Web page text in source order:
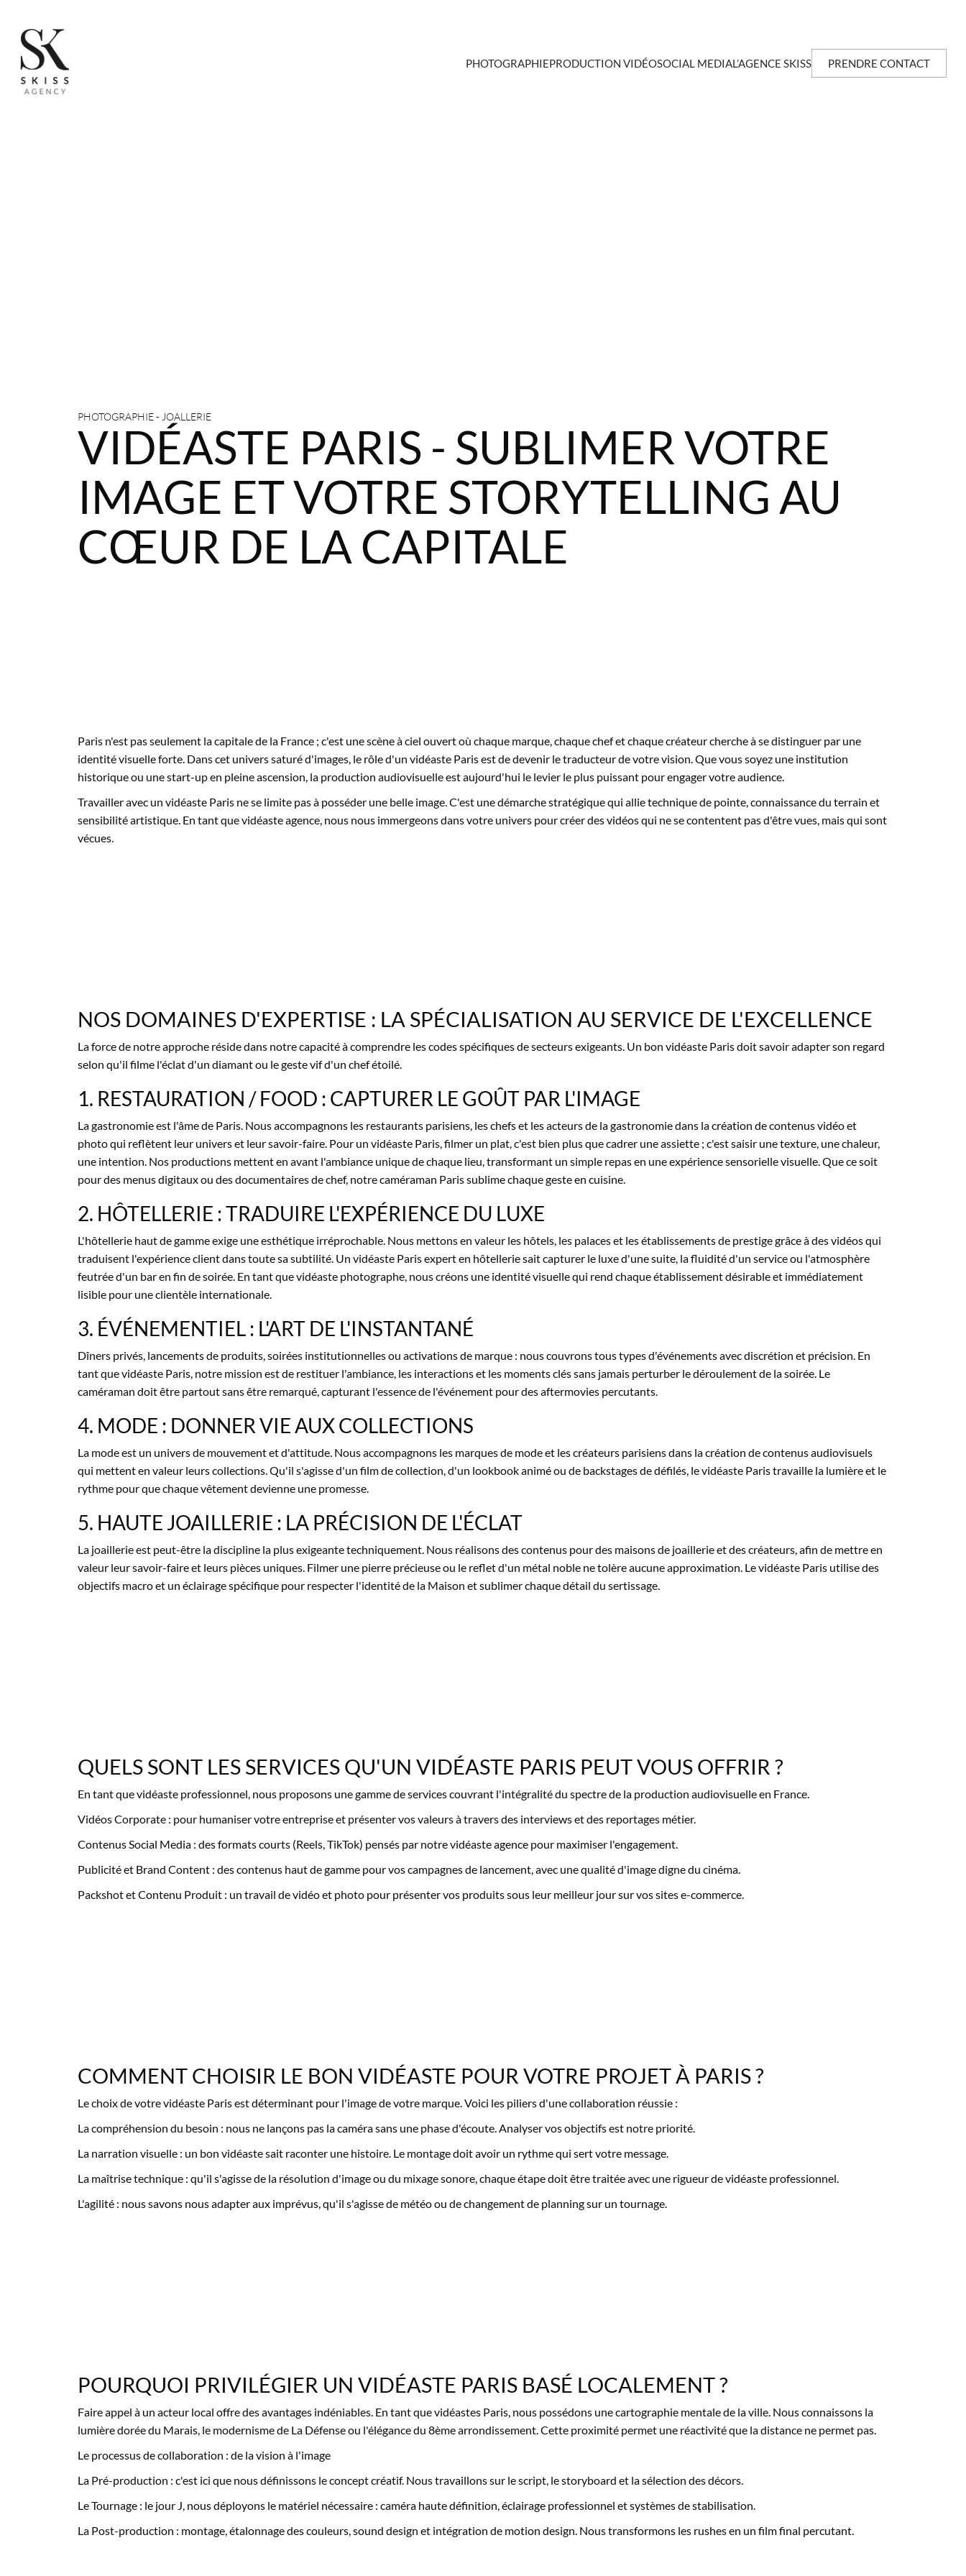
PHOTOGRAPHIEPRODUCTION VIDÉOSOCIAL MEDIAL’AGENCE SKISS PRENDRE CONTACT
PHOTOGRAPHIE - JOALLERIE
VIDÉASTE PARIS - SUBLIMER VOTRE
IMAGE ET VOTRE STORYTELLING AU
CŒUR DE LA CAPITALE
Paris n'est pas seulement la capitale de la France ; c'est une scène à ciel ouvert où chaque marque, chaque chef et chaque créateur cherche à se distinguer par une
identité visuelle forte. Dans cet univers saturé d'images, le rôle d'un vidéaste Paris est de devenir le traducteur de votre vision. Que vous soyez une institution
historique ou une start-up en pleine ascension, la production audiovisuelle est aujourd'hui le levier le plus puissant pour engager votre audience.
Travailler avec un vidéaste Paris ne se limite pas à posséder une belle image. C'est une démarche stratégique qui allie technique de pointe, connaissance du terrain et
sensibilité artistique. En tant que vidéaste agence, nous nous immergeons dans votre univers pour créer des vidéos qui ne se contentent pas d'être vues, mais qui sont
vécues.
NOS DOMAINES D'EXPERTISE : LA SPÉCIALISATION AU SERVICE DE L'EXCELLENCE
La force de notre approche réside dans notre capacité à comprendre les codes spécifiques de secteurs exigeants. Un bon vidéaste Paris doit savoir adapter son regard
selon qu'il filme l'éclat d'un diamant ou le geste vif d'un chef étoilé.
1. RESTAURATION / FOOD : CAPTURER LE GOÛT PAR L'IMAGE
La gastronomie est l'âme de Paris. Nous accompagnons les restaurants parisiens, les chefs et les acteurs de la gastronomie dans la création de contenus vidéo et
photo qui reflètent leur univers et leur savoir-faire. Pour un vidéaste Paris, filmer un plat, c'est bien plus que cadrer une assiette ; c'est saisir une texture, une chaleur,
une intention. Nos productions mettent en avant l'ambiance unique de chaque lieu, transformant un simple repas en une expérience sensorielle visuelle. Que ce soit
pour des menus digitaux ou des documentaires de chef, notre caméraman Paris sublime chaque geste en cuisine.
2. HÔTELLERIE : TRADUIRE L'EXPÉRIENCE DU LUXE
L'hôtellerie haut de gamme exige une esthétique irréprochable. Nous mettons en valeur les hôtels, les palaces et les établissements de prestige grâce à des vidéos qui
traduisent l'expérience client dans toute sa subtilité. Un vidéaste Paris expert en hôtellerie sait capturer le luxe d'une suite, la fluidité d'un service ou l'atmosphère
feutrée d'un bar en fin de soirée. En tant que vidéaste photographe, nous créons une identité visuelle qui rend chaque établissement désirable et immédiatement
lisible pour une clientèle internationale.
3. ÉVÉNEMENTIEL : L'ART DE L'INSTANTANÉ
Dîners privés, lancements de produits, soirées institutionnelles ou activations de marque : nous couvrons tous types d'événements avec discrétion et précision. En
tant que vidéaste Paris, notre mission est de restituer l'ambiance, les interactions et les moments clés sans jamais perturber le déroulement de la soirée. Le
caméraman doit être partout sans être remarqué, capturant l'essence de l'événement pour des aftermovies percutants.
4. MODE : DONNER VIE AUX COLLECTIONS
La mode est un univers de mouvement et d'attitude. Nous accompagnons les marques de mode et les créateurs parisiens dans la création de contenus audiovisuels
qui mettent en valeur leurs collections. Qu'il s'agisse d'un film de collection, d'un lookbook animé ou de backstages de défilés, le vidéaste Paris travaille la lumière et le
rythme pour que chaque vêtement devienne une promesse.
5. HAUTE JOAILLERIE : LA PRÉCISION DE L'ÉCLAT
La joaillerie est peut-être la discipline la plus exigeante techniquement. Nous réalisons des contenus pour des maisons de joaillerie et des créateurs, afin de mettre en
valeur leur savoir-faire et leurs pièces uniques. Filmer une pierre précieuse ou le reflet d'un métal noble ne tolère aucune approximation. Le vidéaste Paris utilise des
objectifs macro et un éclairage spécifique pour respecter l'identité de la Maison et sublimer chaque détail du sertissage.
QUELS SONT LES SERVICES QU'UN VIDÉASTE PARIS PEUT VOUS OFFRIR ?
En tant que vidéaste professionnel, nous proposons une gamme de services couvrant l'intégralité du spectre de la production audiovisuelle en France.
Vidéos Corporate : pour humaniser votre entreprise et présenter vos valeurs à travers des interviews et des reportages métier.
Contenus Social Media : des formats courts (Reels, TikTok) pensés par notre vidéaste agence pour maximiser l'engagement.
Publicité et Brand Content : des contenus haut de gamme pour vos campagnes de lancement, avec une qualité d'image digne du cinéma.
Packshot et Contenu Produit : un travail de vidéo et photo pour présenter vos produits sous leur meilleur jour sur vos sites e-commerce.
COMMENT CHOISIR LE BON VIDÉASTE POUR VOTRE PROJET À PARIS ?
Le choix de votre vidéaste Paris est déterminant pour l'image de votre marque. Voici les piliers d'une collaboration réussie :
La compréhension du besoin : nous ne lançons pas la caméra sans une phase d'écoute. Analyser vos objectifs est notre priorité.
La narration visuelle : un bon vidéaste sait raconter une histoire. Le montage doit avoir un rythme qui sert votre message.
La maîtrise technique : qu'il s'agisse de la résolution d'image ou du mixage sonore, chaque étape doit être traitée avec une rigueur de vidéaste professionnel.
L'agilité : nous savons nous adapter aux imprévus, qu'il s'agisse de météo ou de changement de planning sur un tournage.
POURQUOI PRIVILÉGIER UN VIDÉASTE PARIS BASÉ LOCALEMENT ?
Faire appel à un acteur local offre des avantages indéniables. En tant que vidéastes Paris, nous possédons une cartographie mentale de la ville. Nous connaissons la
lumière dorée du Marais, le modernisme de La Défense ou l'élégance du 8ème arrondissement. Cette proximité permet une réactivité que la distance ne permet pas.
Le processus de collaboration : de la vision à l'image
La Pré-production : c'est ici que nous définissons le concept créatif. Nous travaillons sur le script, le storyboard et la sélection des décors.
Le Tournage : le jour J, nous déployons le matériel nécessaire : caméra haute définition, éclairage professionnel et systèmes de stabilisation.
La Post-production : montage, étalonnage des couleurs, sound design et intégration de motion design. Nous transformons les rushes en un film final percutant.